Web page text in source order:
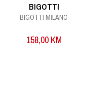
BIGOTTI
BIGOTTI MILANO
158,00 KM